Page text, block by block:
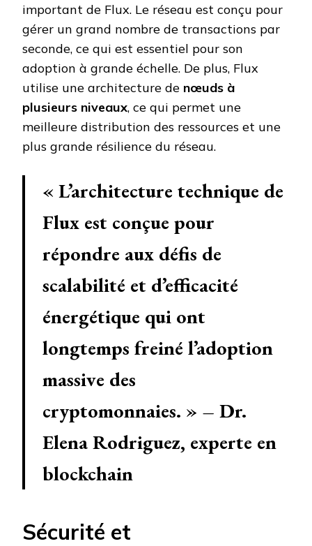
important de Flux. Le réseau est conçu pour
gérer un grand nombre de transactions par
seconde, ce qui est essentiel pour son
adoption à grande échelle. De plus, Flux
utilise une architecture de nœuds à
plusieurs niveaux, ce qui permet une
meilleure distribution des ressources et une
plus grande résilience du réseau.
« L’architecture technique de
Flux est conçue pour
répondre aux défis de
scalabilité et d’efficacité
énergétique qui ont
longtemps freiné l’adoption
massive des
cryptomonnaies. » – Dr.
Elena Rodriguez, experte en
blockchain
Sécurité et